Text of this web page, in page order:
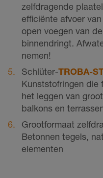
zelfdragende
efficiënte afvoer
open voegen van
binnendringt.
nemen!
Schlüter-TROBA-
Kunststofringen die
het leggen van
balkons en
Grootformaat
Betonnen tegels,
elementen